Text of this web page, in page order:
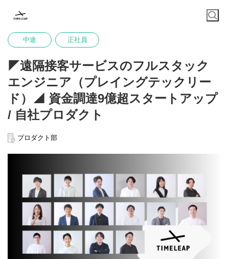
中途 正社員
◤遠隔接客サービスのフルスタック
エンジニア（プレイングテックリー
ド）◢ 資金調達9億超スタートアップ
/ 自社プロダクト
プロダクト部